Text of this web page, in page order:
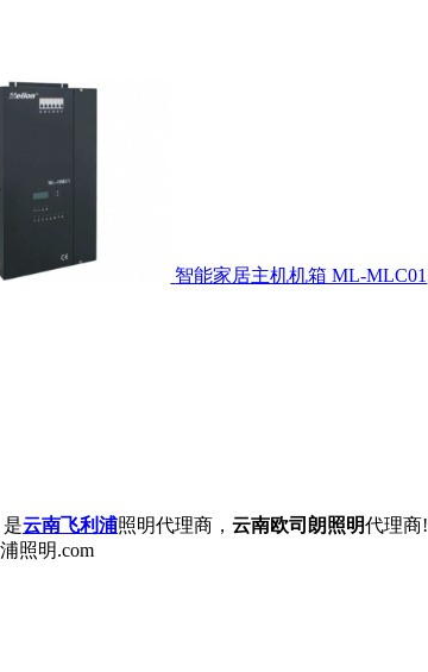
智能家居主机机箱 ML-MLC01
云南飞利浦照明代理商， 云南欧司朗照明代理商!
照明.com